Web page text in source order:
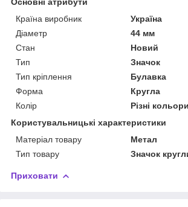
Країна виробник
Україна
Діаметр
44 мм
Стан
Новий
Тип
Значок
Тип кріплення
Булавка
Форма
Кругла
Колір
Різні кольори
Користувальницькі характеристики
Матеріал товару
Метал
Тип товару
Значок
Приховати